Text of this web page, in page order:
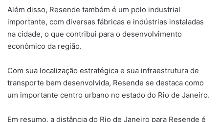
Além disso, Resende também é um polo industrial
importante, com diversas fábricas e indústrias instaladas
na cidade, o que contribui para o desenvolvimento
econômico da região.
Com sua localização estratégica e sua infraestrutura de
transporte bem desenvolvida, Resende se destaca como
um importante centro urbano no estado do Rio de Janeiro.
Em resumo, a distância do Rio de Janeiro para Resende é